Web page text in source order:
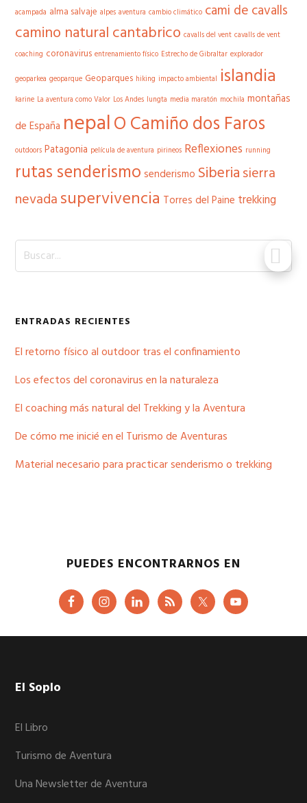
acampada alma salvaje alpes aventura cambio climático cami de cavalls
camino natural cantabrico cavalls del vent cavalls de vent
coaching coronavirus entrenamiento físico Estrecho de Gibraltar explorador
geoparkea geoparque Geoparques hiking impacto ambiental islandia
karine La aventura como Valor Los Andes lungta media maratón mochila montañas
de España nepalO Camiño dos Faros
outdoors Patagonia película de aventura pirineos Reflexiones running
rutas senderismo senderismo Siberiasierra
nevadasupervivencia Torres del Paine trekking
Buscar...
ENTRADAS RECIENTES
El retorno físico al outdoor tras el confinamiento
Los efectos del coronavirus en la naturaleza
El coaching más natural del Trekking y la Aventura
De cómo me inicié en el Turismo de Aventuras
Material necesario para practicar senderismo o trekking
PUEDES ENCONTRARNOS EN
Footer
El Soplo
El Libro
Turismo de Aventura
Una Newsletter de Aventura